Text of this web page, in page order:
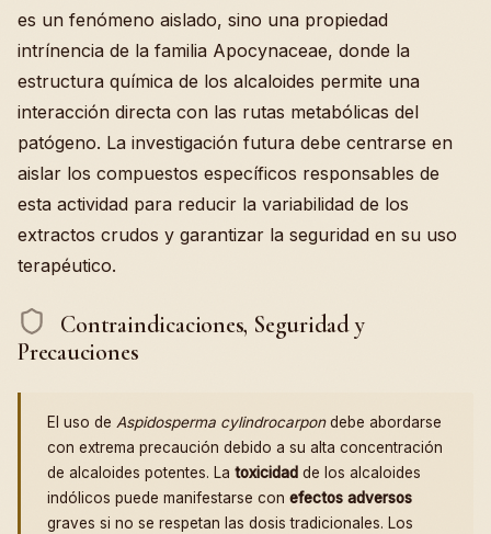
es un fenómeno aislado, sino una propiedad
intrínencia de la familia Apocynaceae, donde la
estructura química de los alcaloides permite una
interacción directa con las rutas metabólicas del
patógeno. La investigación futura debe centrarse en
aislar los compuestos específicos responsables de
esta actividad para reducir la variabilidad de los
extractos crudos y garantizar la seguridad en su uso
terapéutico.
Contraindicaciones, Seguridad y
Precauciones
El uso de Aspidosperma cylindrocarpondebe abordarse
con extrema precaución debido a su alta concentración
de alcaloides potentes. La toxicidad de los alcaloides
indólicos puede manifestarse con efectos adversos
graves si no se respetan las dosis tradicionales. Los